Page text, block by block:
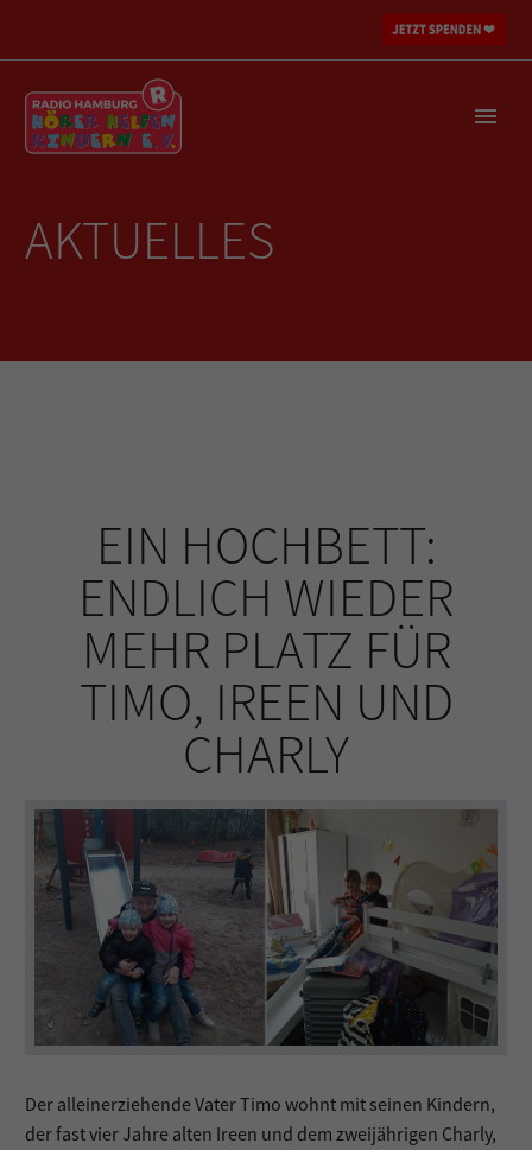
AKTUELLES
EIN HOCHBETT:
ENDLICH WIEDER
MEHR PLATZ FÜR
TIMO, IREEN UND
CHARLY
Der alleinerziehende Vater Timo wohnt mit seinen Kindern,
der fast vier Jahre alten Ireen und dem zweijährigen Charly,